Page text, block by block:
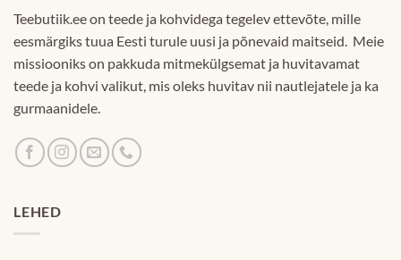
Teebutiik.ee on teede ja kohvidega tegelev ettevõte, mille
eesmärgiks tuua Eesti turule uusi ja põnevaid maitseid. Meie
missiooniks on pakkuda mitmekülgsemat ja huvitavamat
teede ja kohvi valikut, mis oleks huvitav nii nautlejatele ja ka
gurmaanidele.
LEHED